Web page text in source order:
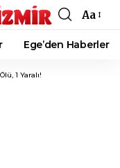
Font
Resizer
Aa
Ege’den Haberler
1 Yaralı!